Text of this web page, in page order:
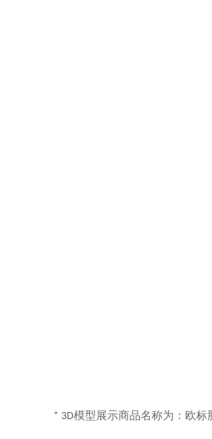
* 3D模型展示商品名称为：欧标